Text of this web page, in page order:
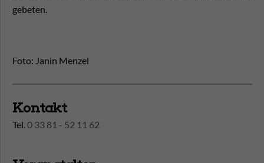
gebeten.
Foto: Janin Menzel
Kontakt
Tel.0 33 81 - 52 11 62